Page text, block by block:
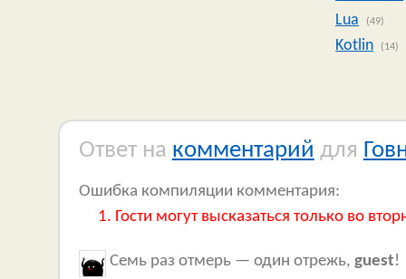
Lua
(49)
Kotlin (14)
Ответ на комментарий для
Ошибка компиляции комментария:
Гости могут высказаться только во
Семь раз отмерь — один отрежь, guest!